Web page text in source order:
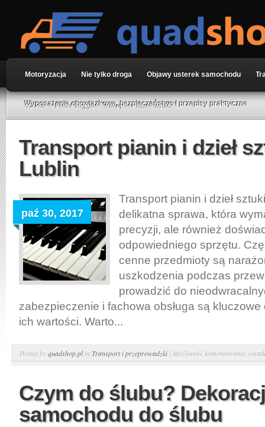
Motoryzacja Nie tylko droga Objawy usterek samochodu
Wyposażenie obowiązkowe, bezpieczeństwo i przepisy praktyczne
Home» Posts Tagged "transport dzieł sztuki"
Transport pianin i dzieł
Lublin
paź 30, 2017
Transport pianin i dzieł
delikatna sprawa, która
precyzji, ale również
odpowiedniego sprzętu.
cenne przedmioty są
uszkodzenia podczas
prowadzić do
zabezpieczenie i fachowa obsługa są
ich wartości. Warto...
Posted byquadshop.plin Transport i przeprowadzki| Możliwość komentowania
pianin
dzieł
Czym do ślubu?
samochodu do ślubu